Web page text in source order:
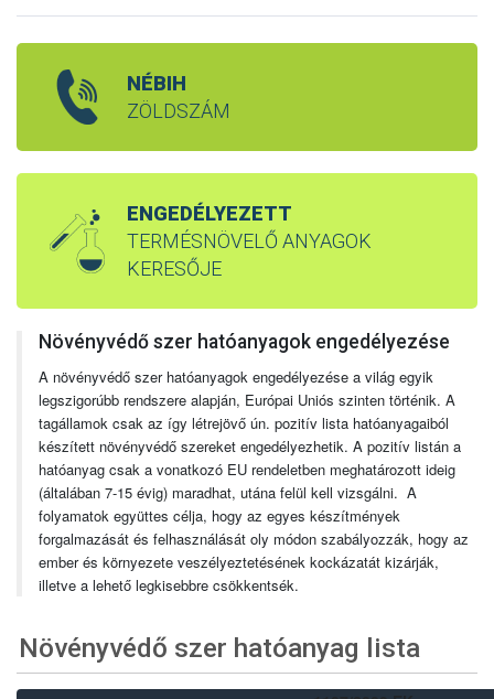
NÉBIH
ZÖLDSZÁM
ENGEDÉLYEZETT
TERMÉSNÖVELŐ ANYAGOK
KERESŐJE
Növényvédő szer hatóanyagok engedélyezése
A növényvédő szer hatóanyagok engedélyezése a világ egyik
legszigorúbb rendszere alapján, Európai Uniós szinten történik. A
tagállamok csak az így létrejövő ún. pozitív lista hatóanyagaiból
készített növényvédő szereket engedélyezhetik. A pozitív listán a
hatóanyag csak a vonatkozó EU rendeletben meghatározott ideig
(általában 7-15 évig) maradhat, utána felül kell vizsgálni. A
folyamatok együttes célja, hogy az egyes készítmények
forgalmazását és felhasználását oly módon szabályozzák, hogy az
ember és környezete veszélyeztetésének kockázatát kizárják,
illetve a lehető legkisebbre csökkentsék.
Növényvédő szer hatóanyag lista